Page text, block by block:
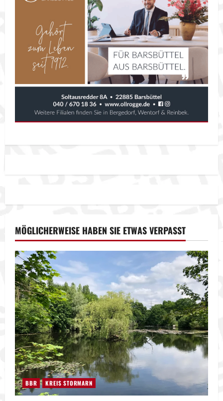
MÖGLICHERWEISE HABEN SIE ETWAS VERPASST
BBR KREIS STORMARN